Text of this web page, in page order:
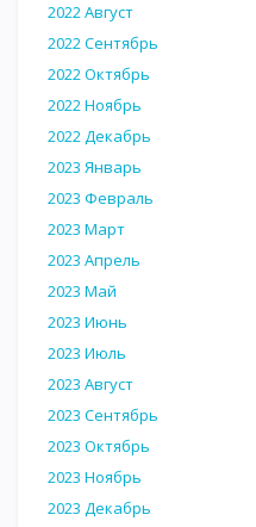
2022 Август
2022 Сентябрь
2022 Октябрь
2022 Ноябрь
2022 Декабрь
2023 Январь
2023 Февраль
2023 Март
2023 Апрель
2023 Май
2023 Июнь
2023 Июль
2023 Август
2023 Сентябрь
2023 Октябрь
2023 Ноябрь
2023 Декабрь